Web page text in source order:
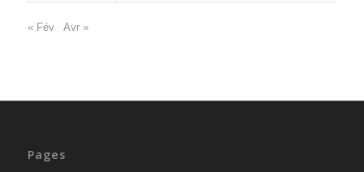
« Fév Avr »
Pages